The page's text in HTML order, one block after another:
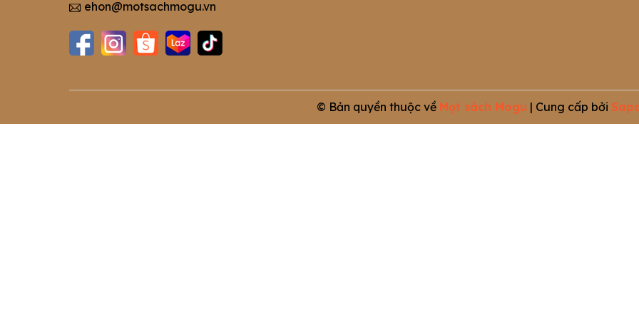
ehon@motsachmogu.vn
© Bản quyền thuộc về Mọt sách Mogu | Cung cấp bởi